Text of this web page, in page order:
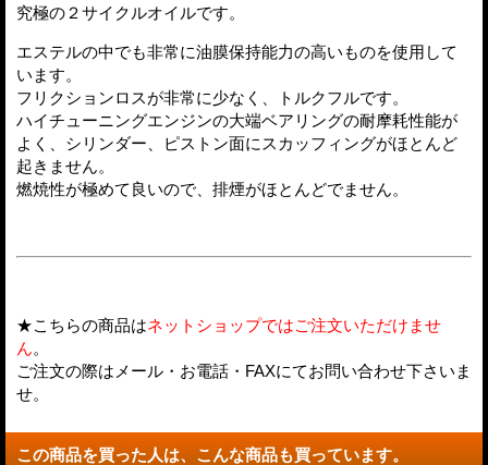
究極の２サイクルオイルです。
エステルの中でも非常に油膜保持能力の高いものを使用して
います。
フリクションロスが非常に少なく、トルクフルです。
ハイチューニングエンジンの大端ベアリングの耐摩耗性能が
よく、シリンダー、ピストン面にスカッフィングがほとんど
起きません。
燃焼性が極めて良いので、排煙がほとんどでません。
★こちらの商品はネットショップではご注文いただけませ
ん。
ご注文の際はメール・お電話・FAXにてお問い合わせ下さいま
せ。
この商品を買った人は、こんな商品も買っています。